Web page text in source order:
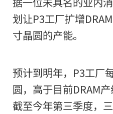
划让P3工厂扩增
寸晶圆的产能。
预计到明年，P3工厂
圆，高于目前DRAM
截至今年第三季度，